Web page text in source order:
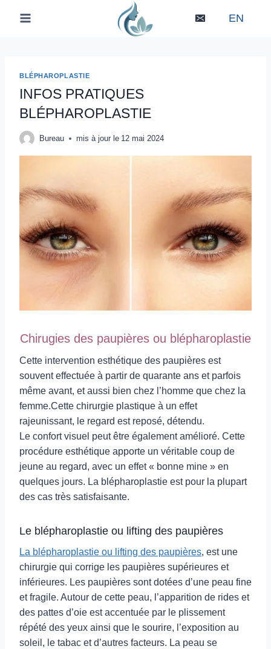
EN
BLÉPHAROPLASTIE
INFOS PRATIQUES
BLÉPHAROPLASTIE
Bureau mis à jour le 12 mai 2024
Chirugies des paupières ou blépharoplastie
Cette intervention esthétique des paupières est
souvent effectuée à partir de quarante ans et parfois
même avant, et aussi bien chez l’homme que chez la
femme.Cette chirurgie plastique à un effet
rajeunissant, le regard est reposé, détendu.
Le confort visuel peut être également amélioré. Cette
procédure esthétique apporte un véritable coup de
jeune au regard, avec un effet « bonne mine » en
quelques jours. La blépharoplastie est pour la plupart
des cas très satisfaisante.
Le blépharoplastie ou lifting des paupières
La blépharoplastie ou lifting des paupières, est une
chirurgie qui corrige les paupières supérieures et
inférieures. Les paupières sont dotées d’une peau fine
et fragile. Autour de cette peau, l’apparition de rides et
des pattes d’oie est accentuée par le plissement
répété des yeux ainsi que le sourire, l’exposition au
soleil, le tabac et d’autres facteurs. La peau se